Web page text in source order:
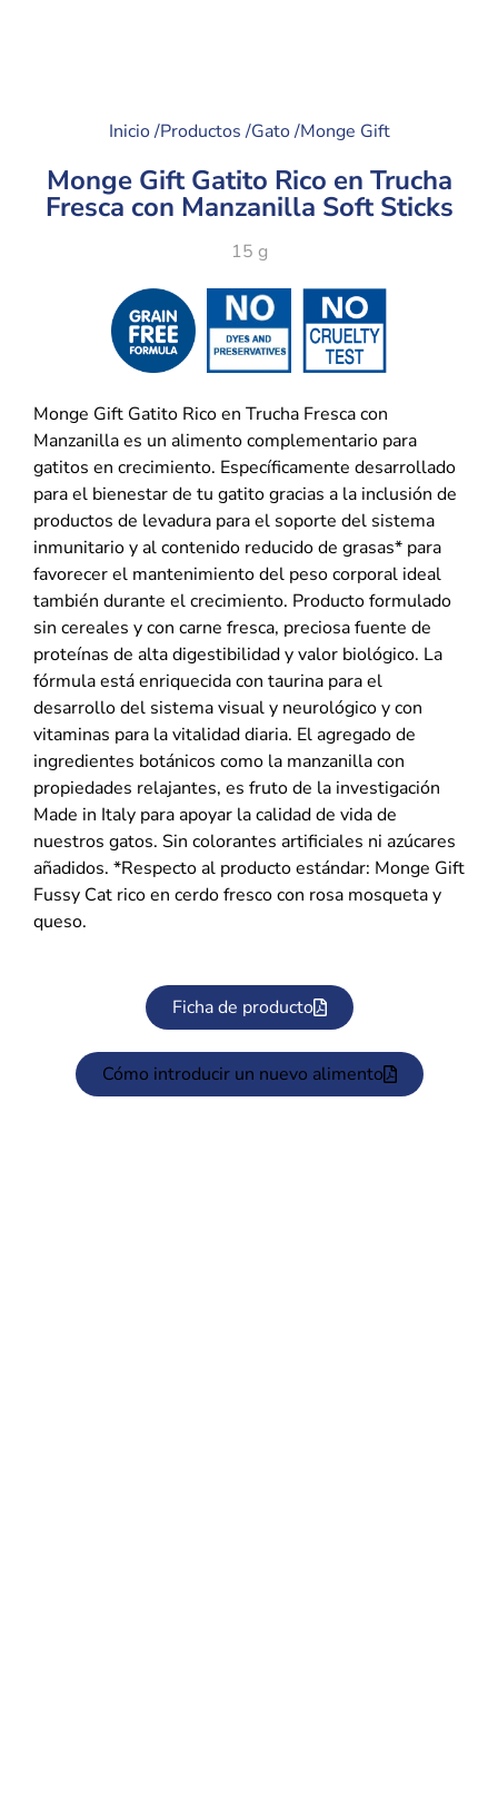
Inicio /Productos /Gato /Monge Gift
Monge Gift Gatito Rico en Trucha
Fresca con Manzanilla Soft Sticks
15 g
Monge Gift Gatito Rico en Trucha Fresca con
Manzanilla es un alimento complementario para
gatitos en crecimiento. Específicamente desarrollado
para el bienestar de tu gatito gracias a la inclusión de
productos de levadura para el soporte del sistema
inmunitario y al contenido reducido de grasas* para
favorecer el mantenimiento del peso corporal ideal
también durante el crecimiento. Producto formulado
sin cereales y con carne fresca, preciosa fuente de
proteínas de alta digestibilidad y valor biológico. La
fórmula está enriquecida con taurina para el
desarrollo del sistema visual y neurológico y con
vitaminas para la vitalidad diaria. El agregado de
ingredientes botánicos como la manzanilla con
propiedades relajantes, es fruto de la investigación
Made in Italy para apoyar la calidad de vida de
nuestros gatos. Sin colorantes artificiales ni azúcares
añadidos. *Respecto al producto estándar: Monge Gift
Fussy Cat rico en cerdo fresco con rosa mosqueta y
queso.
Ficha de producto
Cómo introducir un nuevo alimento